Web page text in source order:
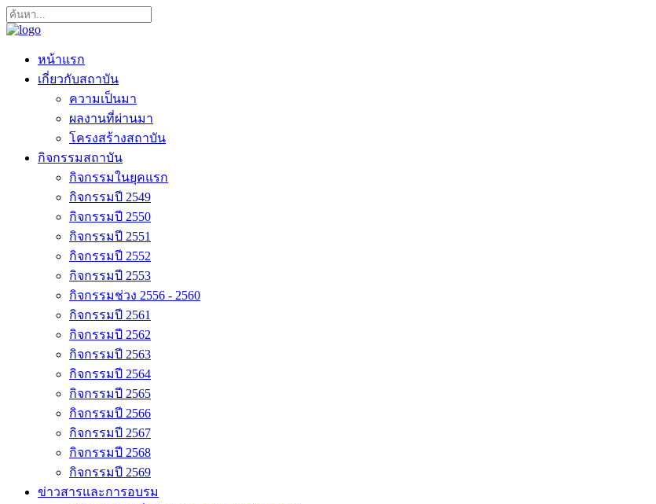
หน้าแรก
เกี่ยวกับสถาบัน
ความเป็นมา
ผลงานที่ผ่านมา
โครงสร้างสถาบัน
กิจกรรมสถาบัน
กิจกรรมในยุคแรก
กิจกรรมปี 2549
กิจกรรมปี 2550
กิจกรรมปี 2551
กิจกรรมปี 2552
กิจกรรมปี 2553
กิจกรรมช่วง 2556 - 2560
กิจกรรมปี 2561
กิจกรรมปี 2562
กิจกรรมปี 2563
กิจกรรมปี 2564
กิจกรรมปี 2565
กิจกรรมปี 2566
กิจกรรมปี 2567
กิจกรรมปี 2568
กิจกรรมปี 2569
ข่าวสารและการอบรม